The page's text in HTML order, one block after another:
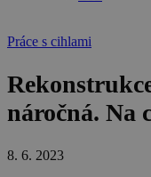
Práce s cihlami
náročná. Na
8. 6. 2023